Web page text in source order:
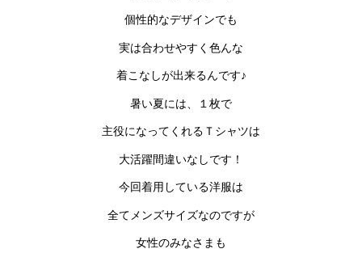
個性的なデザインでも
実は合わせやすく色んな
着こなしが出来るんです♪
暑い夏には、１枚で
主役になってくれるＴシャツは
大活躍間違いなしです！
今回着用している洋服は
全てメンズサイズなのですが
女性のみなさまも